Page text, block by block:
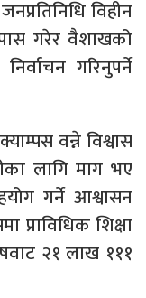
विहीन
गरेर वैशाखको
गरिनुपर्ने
वन्ने विश्वास
लागि माग भए
गर्ने आश्वासन
प्राविधिक शिक्षा
२१ लाख १११